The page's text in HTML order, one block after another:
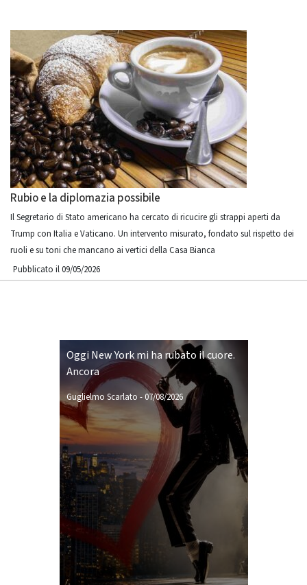
Rubio e la diplomazia possibile
Il Segretario di Stato americano ha cercato di ricucire gli strappi aperti da
Trump con Italia e Vaticano. Un intervento misurato, fondato sul rispetto dei
ruoli e su toni che mancano ai vertici della Casa Bianca
Pubblicato il 09/05/2026
Oggi New York mi ha rubato il cuore.
Ancora
Guglielmo Scarlato -07/08/2026